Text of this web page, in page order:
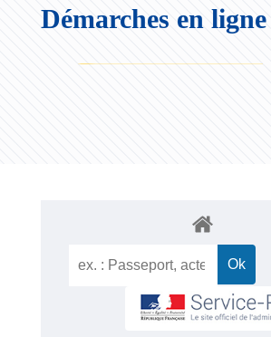
Démarches en ligne